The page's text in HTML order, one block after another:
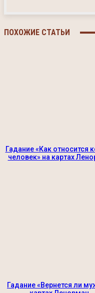
ПОХОЖИЕ СТАТЬИ
Гадание «Как относится
человек» на картах
Гадание «Вернется ли